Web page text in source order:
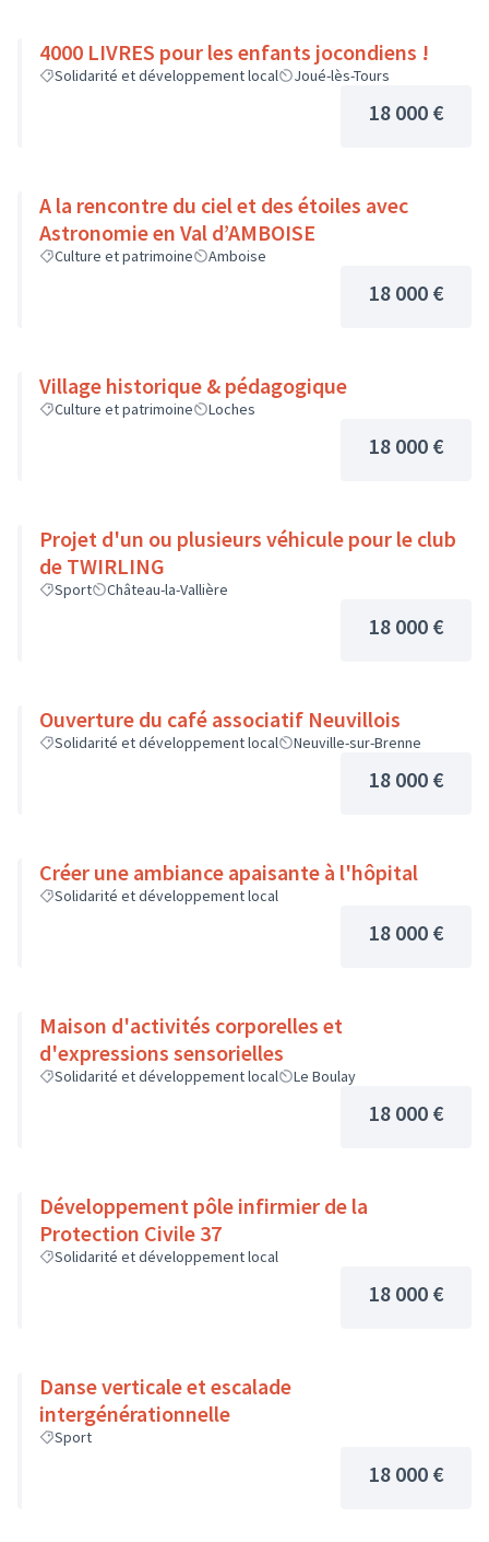
4000 LIVRES pour les enfants jocondiens !
Solidarité et développement local Joué-lès-Tours
18 000 €
A la rencontre du ciel et des étoiles avec
Astronomie en Val d’AMBOISE
Culture et patrimoine Amboise
18 000 €
Village historique & pédagogique
Culture et patrimoine Loches
18 000 €
Projet d'un ou plusieurs véhicule pour le club
de TWIRLING
Sport Château-la-Vallière
18 000 €
Ouverture du café associatif Neuvillois
Solidarité et développement local Neuville-sur-Brenne
18 000 €
Créer une ambiance apaisante à l'hôpital
Solidarité et développement local
18 000 €
Maison d'activités corporelles et
d'expressions sensorielles
Solidarité et développement local Le Boulay
18 000 €
Développement pôle infirmier de la
Protection Civile 37
Solidarité et développement local
18 000 €
Danse verticale et escalade
intergénérationnelle
Sport
18 000 €